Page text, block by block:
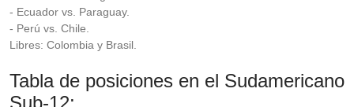
- Ecuador vs. Paraguay.
- Perú vs. Chile.
Libres: Colombia y Brasil.
Tabla de posiciones en el Sudamericano
Sub-12: